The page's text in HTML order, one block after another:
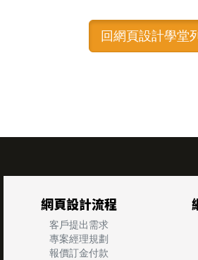
回網頁設計學堂
網頁設計流程
客戶提出需求
專案經理規劃
報價訂金付款